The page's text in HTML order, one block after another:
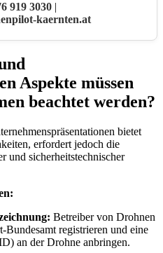
919 3030 |
kaernten.at
Aspekte müssen
beachtet werden?
bietet
erfordert jedoch die
und sicherheitstechnischer
Betreiber von Drohnen
Bundesamt registrieren und eine
an der Drohne anbringen.